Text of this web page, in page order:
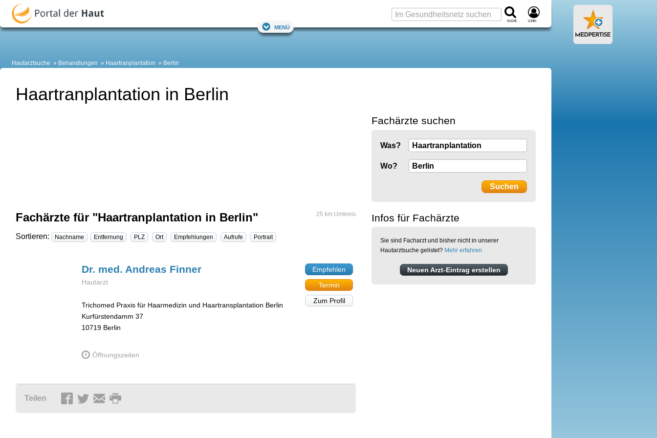
Suche Login
Menü
Hautarztsuche Behandlungen Haartranplantation Berlin
Haartranplantation in Berlin
Fachärzte für "Haartranplantation in Berlin" 25 km Umkreis
Sortieren: Nachname Entfernung PLZ Ort Empfehlungen Aufrufe Portrait
Dr. med. Andreas Finner
Hautarzt
Trichomed Praxis für Haarmedizin und Haartransplantation Berlin
Kurfürstendamm 37
10719 Berlin
Öffnungszeiten
Empfehlen
Termin
Zum Profil
Teilen
Fachärzte suchen
Was?
Wo?
Infos für Fachärzte
Sie sind Facharzt und bisher nicht in unserer
Hautarztsuche gelistet? Mehr erfahren
Neuen Arzt-Eintrag erstellen